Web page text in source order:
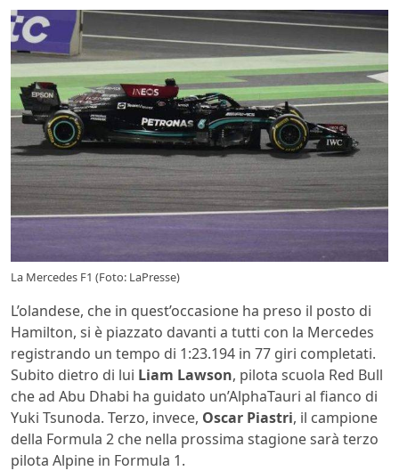
La Mercedes F1 (Foto: LaPresse)
L’olandese, che in quest’occasione ha preso il posto di
Hamilton, si è piazzato davanti a tutti con la Mercedes
registrando un tempo di 1:23.194 in 77 giri completati.
Subito dietro di lui Liam Lawson, pilota scuola Red Bull
che ad Abu Dhabi ha guidato un’AlphaTauri al fianco di
Yuki Tsunoda. Terzo, invece, Oscar Piastri, il campione
della Formula 2 che nella prossima stagione sarà terzo
pilota Alpine in Formula 1.